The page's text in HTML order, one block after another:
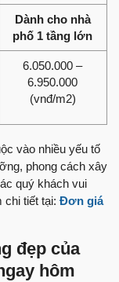
Dành cho nhà
phố 1 tầng lớn
6.050.000 –
6.950.000
(vnđ/m2)
vào nhiều yếu tố
phong cách xây
quý khách vui
chi tiết tại: Đơn giá
đẹp của
hôm